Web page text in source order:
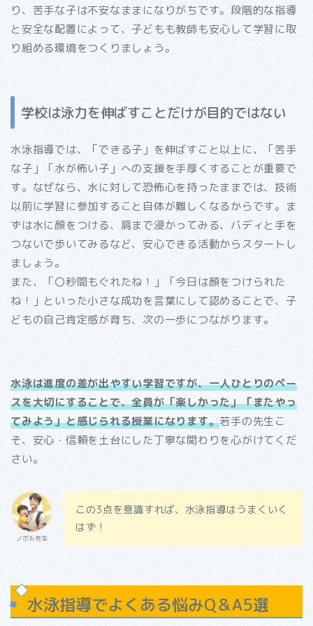
り、苦手な子は不安なままになりがちです。段階的な指導
と安全な配置によって、子どもも教師も安心して学習に取
り組める環境をつくりましょう。
学校は泳力を伸ばすことだけが目的ではない
水泳指導では、「できる子」を伸ばすこと以上に、「苦手
な子」「水が怖い子」への支援を手厚くすることが重要で
す。なぜなら、水に対して恐怖心を持ったままでは、技術
以前に学習に参加すること自体が難しくなるからです。ま
ずは水に顔をつける、肩まで浸かってみる、バディと手を
つないで歩いてみるなど、安心できる活動からスタートし
ましょう。
また、「〇秒間もぐれたね！」「今日は顔をつけられた
ね！」といった小さな成功を言葉にして認めることで、子
どもの自己肯定感が育ち、次の一歩につながります。
水泳は進度の差が出やすい学習ですが、一人ひとりのペー
スを大切にすることで、全員が「楽しかった」「またやっ
てみよう」と感じられる授業になります。若手の先生こ
そ、安心・信頼を土台にした丁寧な関わりを心がけてくだ
さい。
ノボル先生
この3点を意識すれば、水泳指導はうまくいく
はず！
水泳指導でよくある悩みQ＆A5選